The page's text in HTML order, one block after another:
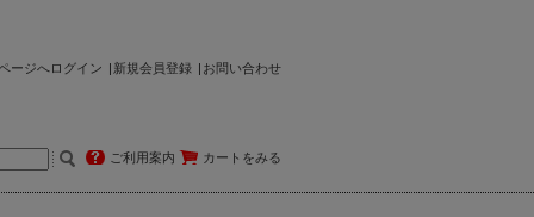
ージへログイン 新規会員登録 お問い合わせ
ご利用案内 カートをみる